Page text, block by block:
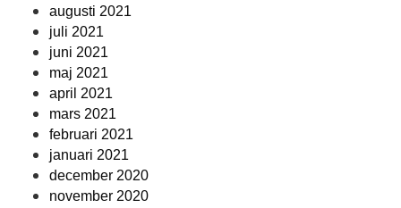
augusti 2021
juli 2021
juni 2021
maj 2021
april 2021
mars 2021
februari 2021
januari 2021
december 2020
november 2020